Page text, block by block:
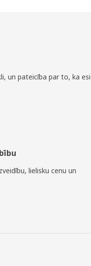
un pateicība par to, ka esi
lielisku cenu un